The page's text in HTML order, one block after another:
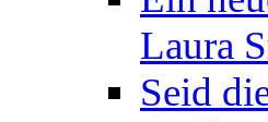
Laura
Seid